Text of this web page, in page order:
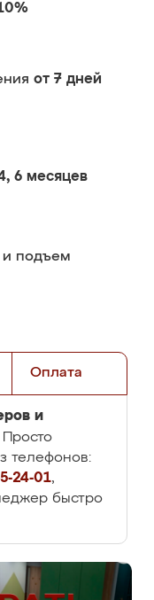
от 7 дней
6 месяцев
и подъем
Оплата
и
телефонов:
24-01,
быстро